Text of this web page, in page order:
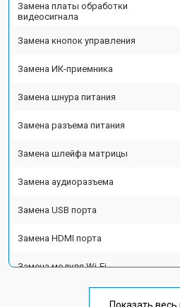
Замена платы обработки
видеосигнала
Замена кнопок управления
Замена ИК-приемника
Замена шнура питания
Замена разъема питания
Замена шлейфа матрицы
Замена аудиоразъема
Замена USB порта
Замена HDMI порта
Замена модуля Wi-Fi